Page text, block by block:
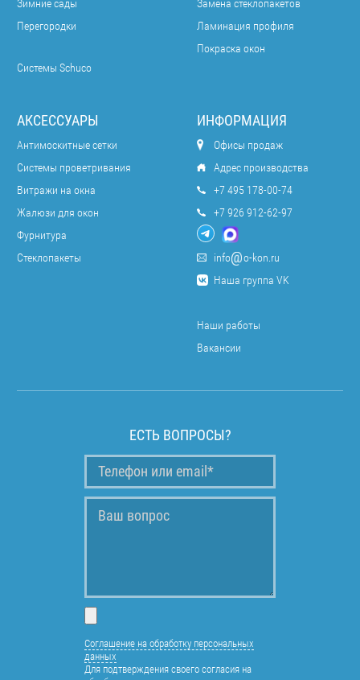
Зимние сады
Перегородки
Системы Schuco
Замена стеклопакетов
Ламинация профиля
Покраска окон
АКСЕССУАРЫ
Антимоскитные сетки
Системы проветривания
Витражи на окна
Жалюзи для окон
Фурнитура
Стеклопакеты
ИНФОРМАЦИЯ
Офисы продаж
Адрес производства
+7 495 178-00-74
+7 926 912-62-97
info
o-kon.ru
Наша группа VK
Наши работы
Вакансии
ЕСТЬ ВОПРОСЫ?
Соглашение на обработку персональных
данных
Для подтверждения своего согласия на